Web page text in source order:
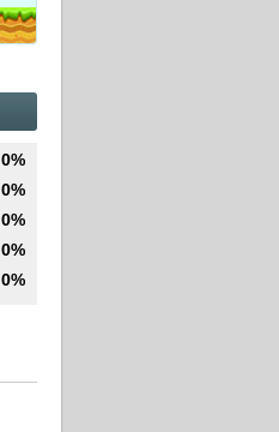
0%
0%
0%
0%
0%